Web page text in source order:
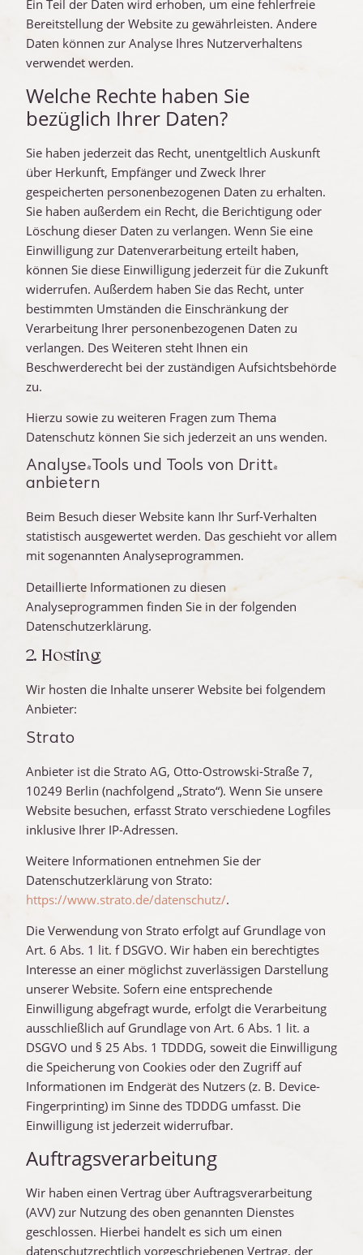
Ein Teil der Daten wird erhoben, um eine fehlerfreie
Bereitstellung der Website zu gewährleisten. Andere
Daten können zur Analyse Ihres Nutzerverhaltens
verwendet werden.
Welche Rechte haben Sie
bezüglich Ihrer Daten?
Sie haben jederzeit das Recht, unentgeltlich Auskunft
über Herkunft, Empfänger und Zweck Ihrer
gespeicherten personenbezogenen Daten zu erhalten.
Sie haben außerdem ein Recht, die Berichtigung oder
Löschung dieser Daten zu verlangen. Wenn Sie eine
Einwilligung zur Datenverarbeitung erteilt haben,
können Sie diese Einwilligung jederzeit für die Zukunft
widerrufen. Außerdem haben Sie das Recht, unter
bestimmten Umständen die Einschränkung der
Verarbeitung Ihrer personenbezogenen Daten zu
verlangen. Des Weiteren steht Ihnen ein
Beschwerderecht bei der zuständigen Aufsichtsbehörde
zu.
Hierzu sowie zu weiteren Fragen zum Thema
Datenschutz können Sie sich jederzeit an uns wenden.
Analyse-Tools und Tools von Dritt­
anbietern
Beim Besuch dieser Website kann Ihr Surf-Verhalten
statistisch ausgewertet werden. Das geschieht vor allem
mit sogenannten Analyseprogrammen.
Detaillierte Informationen zu diesen
Analyseprogrammen finden Sie in der folgenden
Datenschutzerklärung.
2. Hosting
Wir hosten die Inhalte unserer Website bei folgendem
Anbieter:
Strato
Anbieter ist die Strato AG, Otto-Ostrowski-Straße 7,
10249 Berlin (nachfolgend „Strato“). Wenn Sie unsere
Website besuchen, erfasst Strato verschiedene Logfiles
inklusive Ihrer IP-Adressen.
Weitere Informationen entnehmen Sie der
Datenschutzerklärung von Strato:
https://www.strato.de/datenschutz/.
Die Verwendung von Strato erfolgt auf Grundlage von
Art. 6 Abs. 1 lit. f DSGVO. Wir haben ein berechtigtes
Interesse an einer möglichst zuverlässigen Darstellung
unserer Website. Sofern eine entsprechende
Einwilligung abgefragt wurde, erfolgt die Verarbeitung
ausschließlich auf Grundlage von Art. 6 Abs. 1 lit. a
DSGVO und § 25 Abs. 1 TDDDG, soweit die Einwilligung
die Speicherung von Cookies oder den Zugriff auf
Informationen im Endgerät des Nutzers (z. B. Device-
Fingerprinting) im Sinne des TDDDG umfasst. Die
Einwilligung ist jederzeit widerrufbar.
Auftragsverarbeitung
Wir haben einen Vertrag über Auftragsverarbeitung
(AVV) zur Nutzung des oben genannten Dienstes
geschlossen. Hierbei handelt es sich um einen
datenschutzrechtlich vorgeschriebenen Vertrag, der